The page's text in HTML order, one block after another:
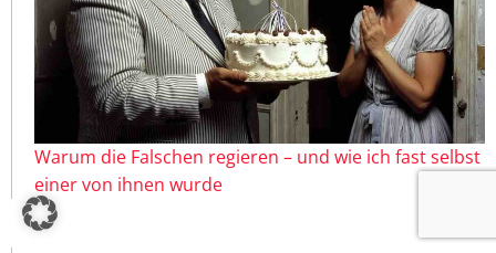
Warum die Falschen regieren – und wie ich fast selbst
einer von ihnen wurde